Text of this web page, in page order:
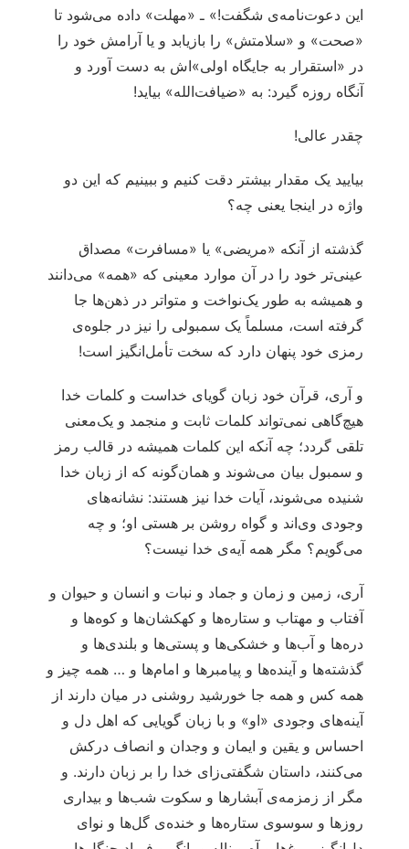
این دعوت‌نامه‌ی شگفت!» ـ «مهلت» داده می‌شود تا
«صحت» و «سلامتش» را بازیابد و یا آرامش خود را
در «استقرار به جایگاه اولی»اش به دست آورد و
آنگاه روزه گیرد: به «ضیافت‌الله» بیاید!
چقدر عالی!
بیایید یک مقدار بیشتر دقت کنیم و ببینیم که این دو
واژه در اینجا یعنی چه؟
گذشته از آنکه «مریضی» یا «مسافرت» مصداق
عینی‌تر خود را در آن موارد معینی که «همه» می‌دانند
و همیشه به طور یک‌نواخت و متواتر در ذهن‌ها جا
گرفته است، مسلماً یک سمبولی را نیز در جلوه‌ی
رمزی خود پنهان دارد که سخت تأمل‌انگیز است!
و آری، قرآن خود زبان گویای خداست و کلمات خدا
هیچ‌گاهی نمی‌تواند کلمات ثابت و منجمد و یک‌معنی
تلقی گردد؛ چه آنکه این کلمات همیشه در قالب رمز
و سمبول بیان می‌شوند و همان‌گونه که از زبان خدا
شنیده می‌شوند، آیات خدا نیز هستند: نشانه‌های
وجودی وی‌اند و گواه روشن بر هستی او؛ و چه
می‌گویم؟ مگر همه آیه‌ی خدا نیست؟
آری، زمین و زمان و جماد و نبات و انسان و حیوان و
آفتاب و مهتاب و ستاره‌ها و کهکشان‌ها و کوه‌ها و
دره‌ها و آب‌ها و خشکی‌ها و پستی‌ها و بلندی‌ها و
گذشته‌ها و آینده‌ها و پیامبرها و امام‌ها و … همه چیز و
همه کس و همه جا خورشید روشنی در میان دارند از
آینه‌های وجودی «او» و با زبان‌ گویایی که اهل دل و
احساس و یقین و ایمان و وجدان و انصاف درکش
می‌کنند، داستان شگفتی‌زای خدا را بر زبان دارند. و
مگر از زمزمه‌ی آبشارها و سکوت شب‌ها و بیداری
روزها و سوسوی ستاره‌ها و خنده‌ی گل‌ها و نوای‌